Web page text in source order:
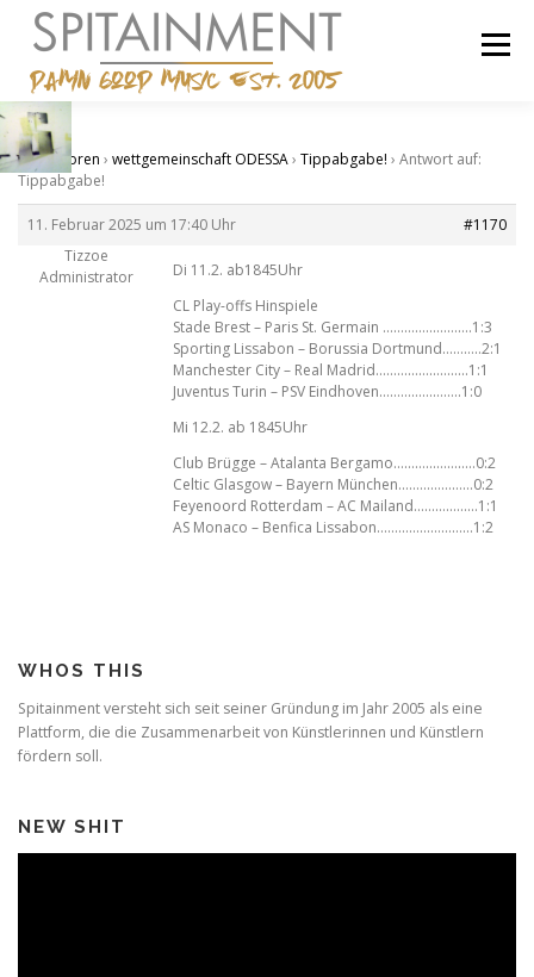
springen
Menü
STARTSEITE
Start› Foren › wettgemeinschaft ODESSA› Tippabgabe! › Antwort auf:
Tippabgabe!
11. Februar 2025 um 17:40 Uhr
#1170
Tizzoe
Administrator
Di 11.2. ab1845Uhr
CL Play-offs Hinspiele
Stade Brest – Paris St. Germain …………………….1:3
Sporting Lissabon – Borussia Dortmund………..2:1
Manchester City – Real Madrid……………………..1:1
Juventus Turin – PSV Eindhoven…………………..1:0
Mi 12.2. ab 1845Uhr
Club Brügge – Atalanta Bergamo…………………..0:2
Celtic Glasgow – Bayern München…………………0:2
Feyenoord Rotterdam – AC Mailand………………1:1
AS Monaco – Benfica Lissabon………………………1:2
WHOS THIS
Spitainment versteht sich seit seiner Gründung im Jahr 2005 als eine
Plattform, die die Zusammenarbeit von Künstlerinnen und Künstlern
fördern soll.
NEW SHIT